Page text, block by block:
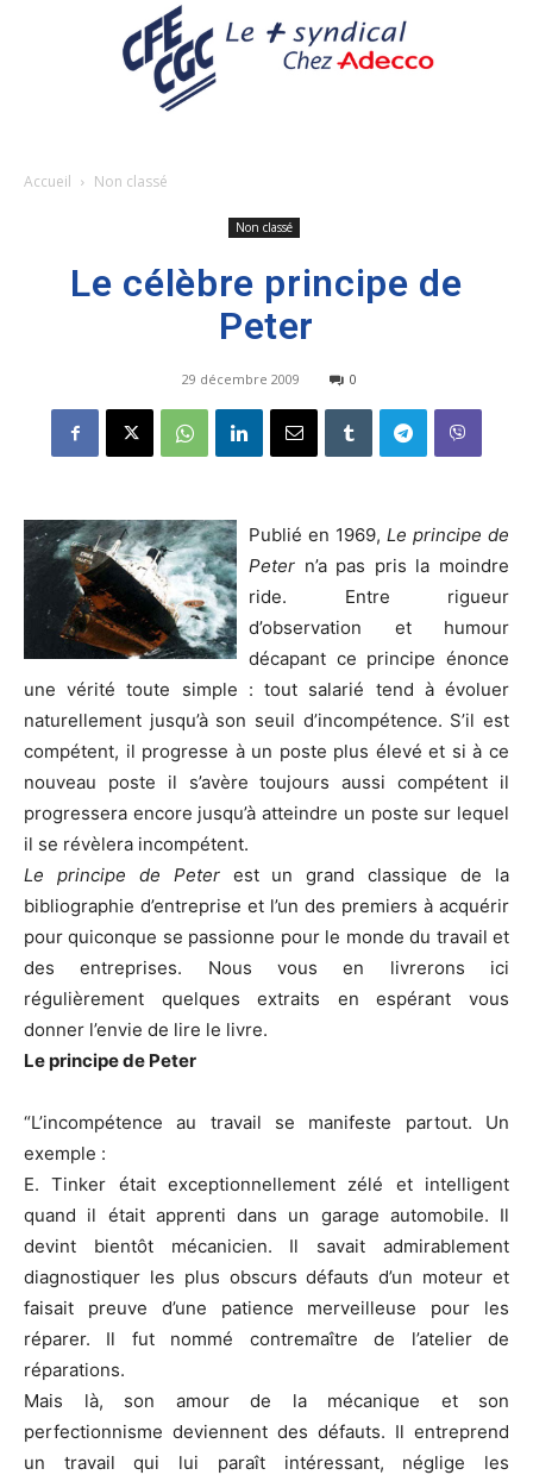
Accueil Non classé
Non classé
Le célèbre principe de
Peter
29 décembre 2009 0
Publié en 1969, Le principe de
Peter n’a pas pris la moindre
ride. Entre rigueur
d’observation et humour
décapant ce principe énonce
une vérité toute simple : tout salarié tend à évoluer
naturellement jusqu’à son seuil d’incompétence. S’il est
compétent, il progresse à un poste plus élevé et si à ce
nouveau poste il s’avère toujours aussi compétent il
progressera encore jusqu’à atteindre un poste sur lequel
il se révèlera incompétent.
Le principe de Peterest un grand classique de la
bibliographie d’entreprise et l’un des premiers à acquérir
pour quiconque se passionne pour le monde du travail et
des entreprises. Nous vous en livrerons ici
régulièrement quelques extraits en espérant vous
donner l’envie de lire le livre.
Le principe de Peter
“L’incompétence au travail se manifeste partout. Un
exemple :
E. Tinker était exceptionnellement zélé et intelligent
quand il était apprenti dans un garage automobile. Il
devint bientôt mécanicien. Il savait admirablement
diagnostiquer les plus obscurs défauts d’un moteur et
faisait preuve d’une patience merveilleuse pour les
réparer. Il fut nommé contremaître de l’atelier de
réparations.
Mais là, son amour de la mécanique et son
perfectionnisme deviennent des défauts. Il entreprend
un travail qui lui paraît intéressant, néglige les